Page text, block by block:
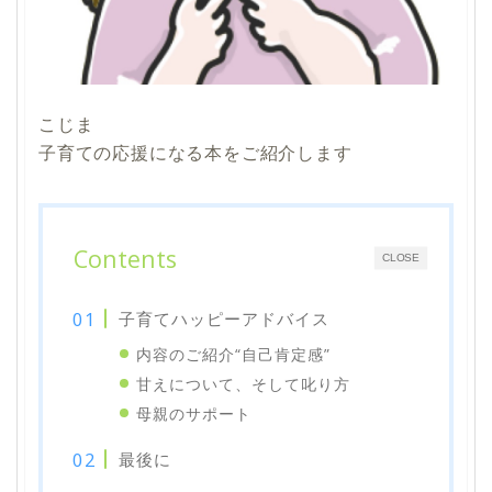
こじま
子育ての応援になる本をご紹介します
CLOSE
Contents
子育てハッピーアドバイス
内容のご紹介“自己肯定感”
甘えについて、そして叱り方
母親のサポート
最後に